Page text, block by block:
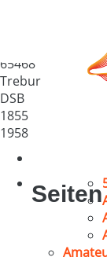
65468
Trebur
DSB
1855
1958
Seiten